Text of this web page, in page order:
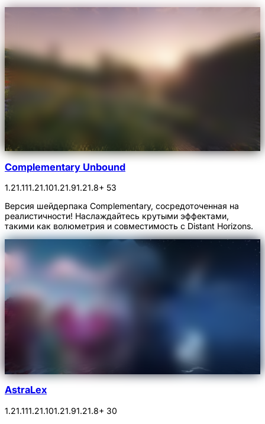
Complementary Unbound
1.21.111.21.101.21.91.21.8+ 53
Версия шейдерпака Complementary, сосредоточенная на
реалистичности! Наслаждайтесь крутыми эффектами,
такими как волюметрия и совместимость с Distant Horizons.
AstraLex
1.21.111.21.101.21.91.21.8+ 30